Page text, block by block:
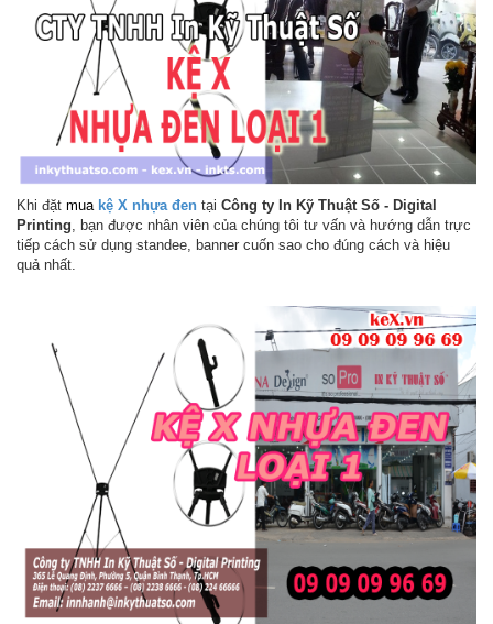
Khi đặt mua kệ X nhựa đen tại Công ty In Kỹ Thuật Số - Digital
Printing, bạn được nhân viên của chúng tôi tư vấn và hướng dẫn trực
tiếp cách sử dụng standee, banner cuốn sao cho đúng cách và hiệu
quả nhất.